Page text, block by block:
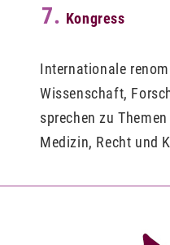
7. Kongress
Internationale
Wissenschaft,
sprechen zu
Medizin, Recht und